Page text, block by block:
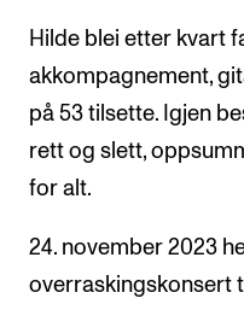
Hilde blei etter kvart
akkompagnement,
på 53 tilsette. Igjen
rett og slett,
for alt.
24. november 2023
overraskingskonsert